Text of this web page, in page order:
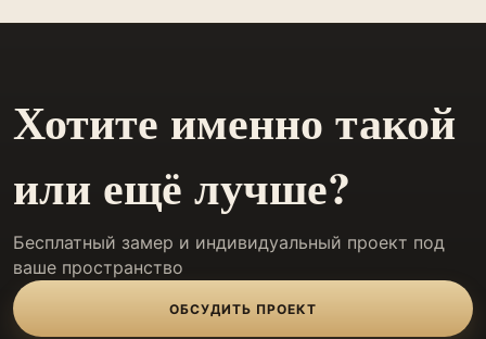
Хотите именно такой
или ещё лучше?
Бесплатный замер и индивидуальный проект под
ваше пространство
ОБСУДИТЬ ПРОЕКТ